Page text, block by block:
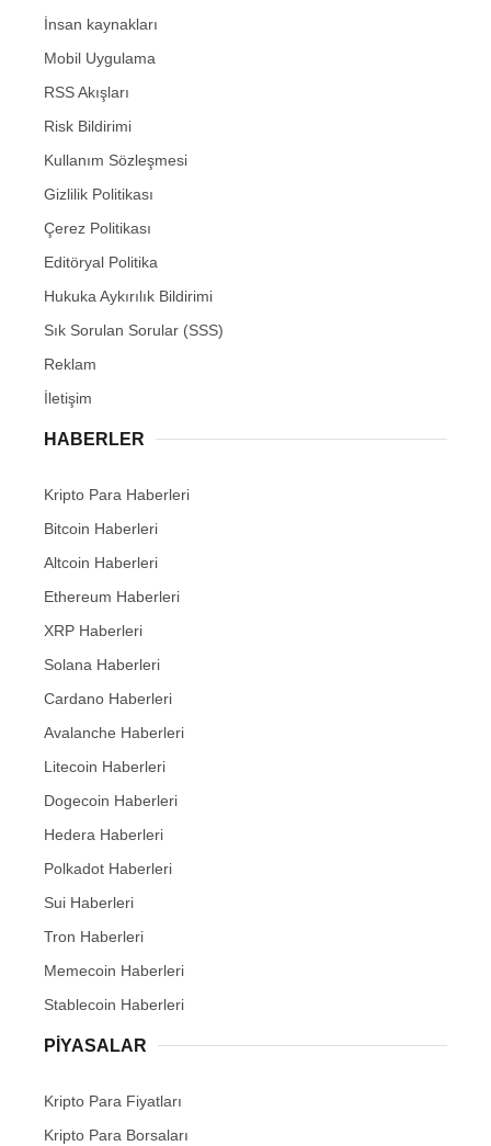
İnsan kaynakları
Mobil Uygulama
RSS Akışları
Risk Bildirimi
Kullanım Sözleşmesi
Gizlilik Politikası
Çerez Politikası
Editöryal Politika
Hukuka Aykırılık Bildirimi
Sık Sorulan Sorular (SSS)
Reklam
İletişim
HABERLER
Kripto Para Haberleri
Bitcoin Haberleri
Altcoin Haberleri
Ethereum Haberleri
XRP Haberleri
Solana Haberleri
Cardano Haberleri
Avalanche Haberleri
Litecoin Haberleri
Dogecoin Haberleri
Hedera Haberleri
Polkadot Haberleri
Sui Haberleri
Tron Haberleri
Memecoin Haberleri
Stablecoin Haberleri
PIYASALAR
Kripto Para Fiyatları
Kripto Para Borsaları